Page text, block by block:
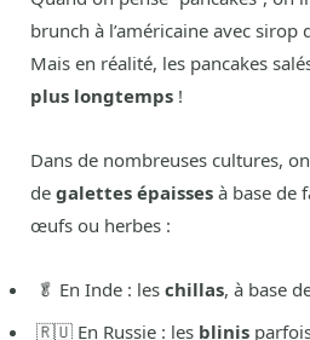
brunch à l’américaine avec sirop
Mais en réalité, les pancakes
plus longtemps !
Dans de nombreuses cultures,
de galettes épaisses à base de
œufs ou herbes :
🥬 En Inde : les chillas, à base
🇷🇺 En Russie : les blinis